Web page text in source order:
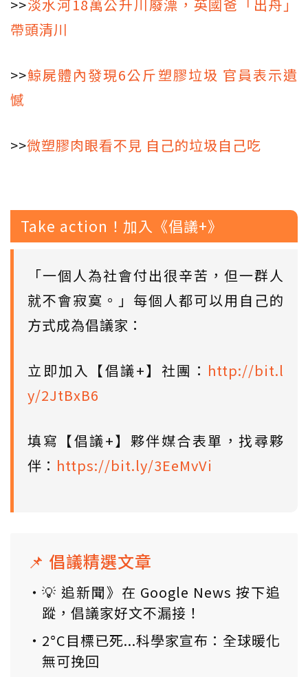
>>淡水河18萬公升川廢漂，英國爸「出舟」
帶頭清川
>>鯨屍體內發現6公斤塑膠垃圾 官員表示遺
憾
>>微塑膠肉眼看不見 自己的垃圾自己吃
Take action！加入《倡議+》
「一個人為社會付出很辛苦，但一群人
就不會寂寞。」每個人都可以用自己的
方式成為倡議家：
立即加入【倡議+】社團： http://bit.l
y/2JtBxB6
填寫【倡議+】夥伴媒合表單，找尋夥
伴： https://bit.ly/3EeMvVi
📌 倡議精選文章
💡 追新聞》在 Google News 按下追
蹤，倡議家好文不漏接！
2°C目標已死...科學家宣布：全球暖化
無可挽回